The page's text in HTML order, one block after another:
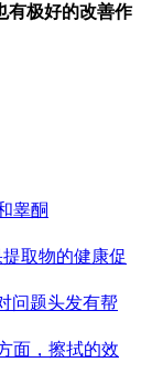
有极好的改善作
睾酮
取物的健康促
问题头发有帮
面，擦拭的效